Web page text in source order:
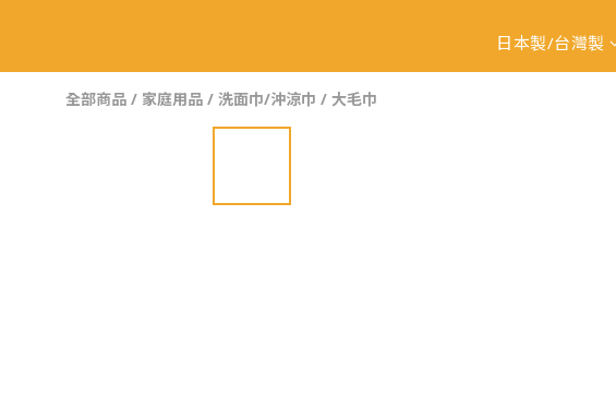
日本製/台灣製
全部商品 / 家庭用品 / 洗面巾/沖涼巾 / 大毛巾